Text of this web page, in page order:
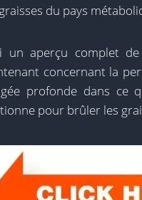
du pays
un aperçu complet
concernant la
profonde dans ce
pour brûler les